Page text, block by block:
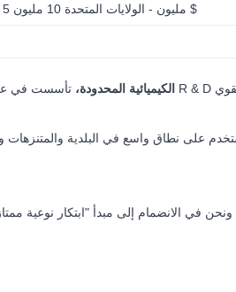
US $ 5 مليون - الولايات المتحدة 10 مليون $
شنتشن Meitaibang الكيميائية المحدودة،
على نطاق واسع في البلدية والمتنزهات
ونحن في الانضمام إلى مبدأ "ابتكار نوعية